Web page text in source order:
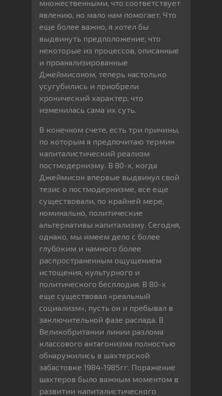
множественными, что соответствует
явлению, но мало нам помогает. Что
еще более важно, я хотел бы
выдвинуть предположение, что
некоторые из процессов, описанные
и проанализированные
Джеймисоном, теперь настолько
усугубились и приобрели
хронический характер, что
изменилась сама их суть.
В конечном счете, есть три причины,
по которым я предпочитаю термин
капиталистический реализм
постмодернизму. В 80-х, когда
Джеймисон впервые выдвинул свой
тезис о постмодернизме, все еще
существовали, по крайней мере,
номинально, политические
альтернативы капитализму. Сегодня,
однако, мы имеем дело с более
глубоким и намного более
распространенным ощущением
истощения, культурного и
политического бесплодия. В 80-х
еще существовал «реальный
социализм», пусть он и пребывал в
заключительной фазе распада. В
Великобритании линии разлома
классового антагонизма полностью
обнаружились в шахтерской
забастовке 1984-1985гг. Поражение
шахтеров было важным моментом в
развитии капиталистического